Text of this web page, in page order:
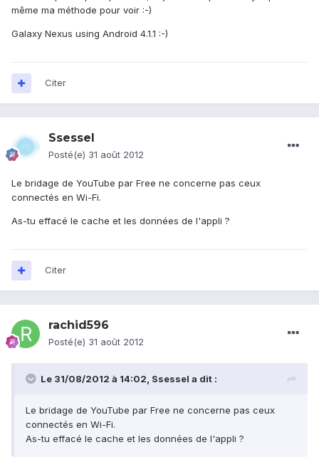
même ma méthode pour voir :-)
Galaxy Nexus using Android 4.1.1 :-)
Citer
Ssessel
Posté(e) 31 août 2012
Le bridage de YouTube par Free ne concerne pas ceux
connectés en Wi-Fi.
As-tu effacé le cache et les données de l'appli ?
Citer
rachid596
Posté(e) 31 août 2012
Le 31/08/2012 à 14:02, Ssessel a dit :
Le bridage de YouTube par Free ne concerne pas ceux
connectés en Wi-Fi.
As-tu effacé le cache et les données de l'appli ?